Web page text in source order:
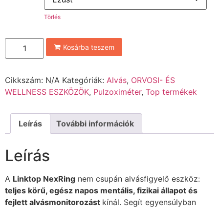
Törlés
Kosárba teszem
Cikkszám: N/A Kategóriák: Alvás, ORVOSI- ÉS
WELLNESS ESZKÖZÖK, Pulzoximéter, Top termékek
Leírás További információk
Leírás
A Linktop NexRing nem csupán alvásfigyelő eszköz:
teljes körű, egész napos mentális, fizikai állapot és
fejlett alvásmonitorozást kínál. Segít egyensúlyban